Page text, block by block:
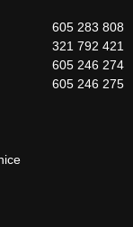
605 283 808
321 792 421
605 246 274
605 246 275